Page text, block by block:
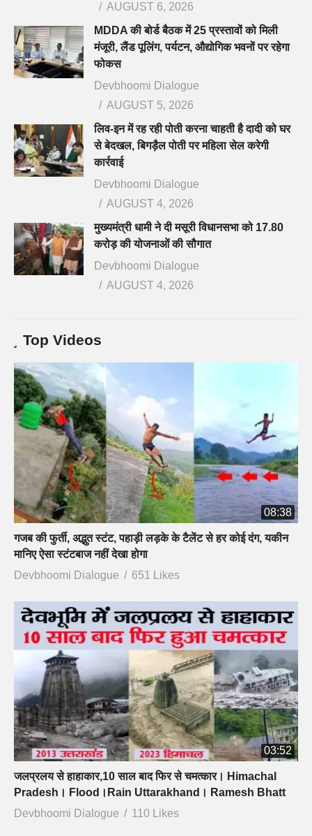
AUGUST 6, 2026
MDDA की बोर्ड बैठक में 25 प्रस्तावों को मिली
मंजूरी, लैंड पूलिंग, पर्यटन, औद्योगिक भवनों पर रहेगा
फोकस
Devbhoomi Dialogue
AUGUST 5, 2026
लिव-इन में रह रही पोती करना चाहती है दादी को घर
से बेदखल, बिगड़ैल पोती पर महिला सेल करेगी
कार्रवाई
Devbhoomi Dialogue
AUGUST 4, 2026
मुख्यमंत्री धामी ने दी मसूरी विधानसभा को 17.80
करोड़ की योजनाओं की सौगात
Devbhoomi Dialogue
AUGUST 4, 2026
Top Videos
08:38
गजब की फुर्ती, अद्भुत स्टंट, पहाड़ी लड़के के टैलेंट से हर कोई दंग, यकीन
मानिए ऐसा स्टंटबाज नहीं देखा होगा
Devbhoomi Dialogue
651 Likes
03:52
जलप्रलय से हाहाकार,10 साल बाद फिर से चमत्कार। Himachal
Pradesh। Flood।Rain Uttarakhand। Ramesh Bhatt
Devbhoomi Dialogue
110 Likes